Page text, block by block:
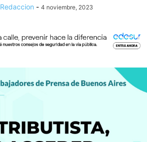
Redaccion - 4 noviembre, 2023